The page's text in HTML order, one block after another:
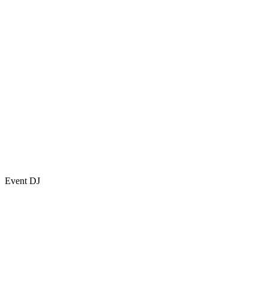
Event DJ